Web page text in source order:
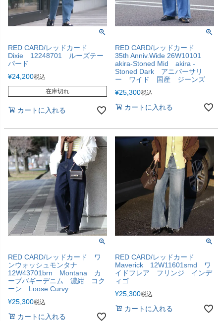
RED CARD/レッドカード
Dixie 12248701 ルーズテー
パード
¥24,200税込
在庫切れ
カートに入れる
RED CARD/レッドカード
35th Anniv.Wide 26W10101
akira-Stoned Mid akira -
Stoned Dark アニバーサリ
ー ワイド 国産 ジーンズ
¥25,300税込
カートに入れる
RED CARD/レッドカード ワ
ンウォッシュモンタナ
12W43701brn Montana カ
ーブバギーデニム 濃紺 コク
ーン Loose Curvy
¥25,300税込
カートに入れる
RED CARD/レッドカード
Maverick 12W11601smd ワ
イドフレア フリンジ インデ
ィゴ
¥25,300税込
カートに入れる